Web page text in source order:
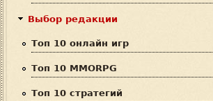
Выбор редакции
Топ 10 онлайн игр
Топ 10 MMORPG
Топ 10 стратегий